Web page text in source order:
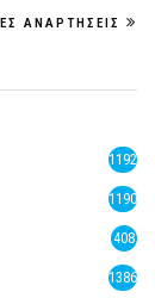
ΑΝΑΡΤΉΣΕΙΣ
1192
1190
408
1386